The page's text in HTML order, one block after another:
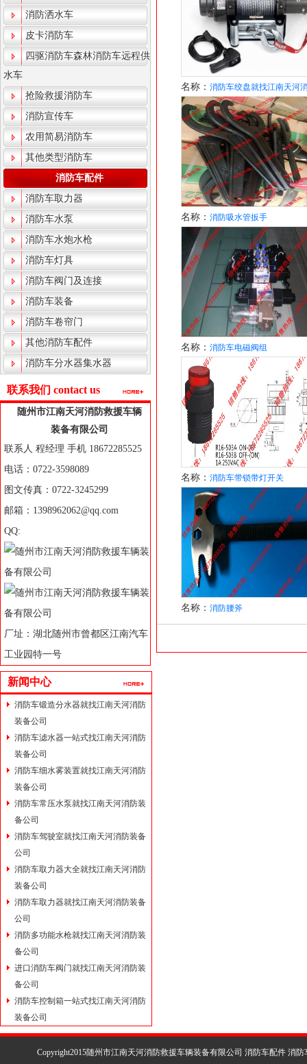
消防洒水车
皮卡消防车
四驱消防车森林消防车远程供
水车
抢险救援消防车
消防宣传车
农用简易消防车
其他类型消防车
消防车配件
消防车取力器
消防车水泵
消防车水炮水枪
消防车灯具
消防车阀门及连接
消防车装备
消防车卷帘门
其他消防车配件
消防车分水器集水器
联系我们 contact us
随州市江南天河消防救援车辆
装备有限公司
联系人 程经理 手机 18672285525
电话：0722-3598089
图文传真：0722-3245299
邮箱：1398962062@qq.com
QQ:
厂址：湖北随州市曾都区江南汽车
工业园特一号
新闻中心
消防车锻造分水器就找江南天河消防
装备公司
消防车滤水器一站式找江南天河消防
装备公司
消防车细水雾装置就找江南天河消防
装备公司
消防车常压水泵就找江南天河消防装
备公司
消防车驾驶室就找江南天河消防装备
公司
消防车取力器大全就找江南天河消防
装备公司
消防车取力器就找江南天河消防装备
公司
消防多功能水枪就找江南天河消防装
备公司
进口消防车阀门就找江南天河消防装
备公司
消防车控制箱一站式找江南天河消防
装备公司
名称： 消防车绞盘就找江南天河
装备公司
名称： 消防吸水管扳手
名称： 消防车电磁阀组
名称： 消防车带锁带灯开关
名称： 消防腰斧
Copyright2015随州市江南天河消防救援车辆装备有限公司 消防车配件 消